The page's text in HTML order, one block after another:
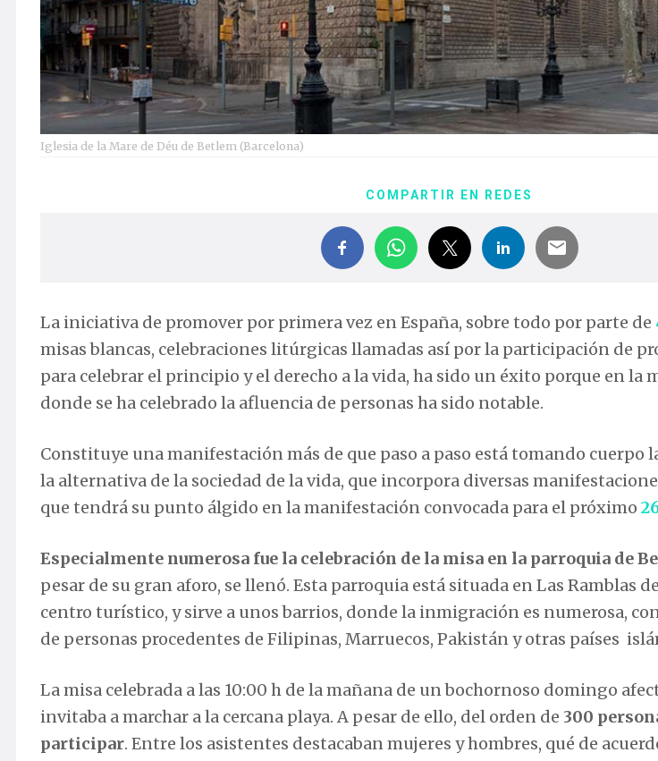
Iglesia de la Mare de Déu de Betlem (Barcelona)
COMPARTIR EN REDES
La iniciativa de promover por primera vez en España, sobre todo por parte de
misas blancas, celebraciones litúrgicas llamadas así por la participación de
para celebrar el principio y el derecho a la vida, ha sido un éxito porque en la
donde se ha celebrado la afluencia de personas ha sido notable.
Constituye una manifestación más de que paso a paso está tomando cuerpo
la alternativa de la sociedad de la vida, que incorpora diversas
que tendrá su punto álgido en la manifestación convocada para el próximo
Especialmente numerosa fue la celebración de la misa en la parroquia de
pesar de su gran aforo, se llenó. Esta parroquia está situada en Las Ramblas
centro turístico, y sirve a unos barrios, donde la inmigración es numerosa,
de personas procedentes de Filipinas, Marruecos, Pakistán y otras países
La misa celebrada a las 10:00 h de la mañana de un bochornoso domingo
invitaba a marchar a la cercana playa. A pesar de ello, del orden de 300
participar. Entre los asistentes destacaban mujeres y hombres, qué de